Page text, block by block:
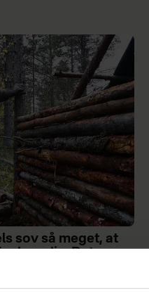
sov så meget, at
hans liv: Det var